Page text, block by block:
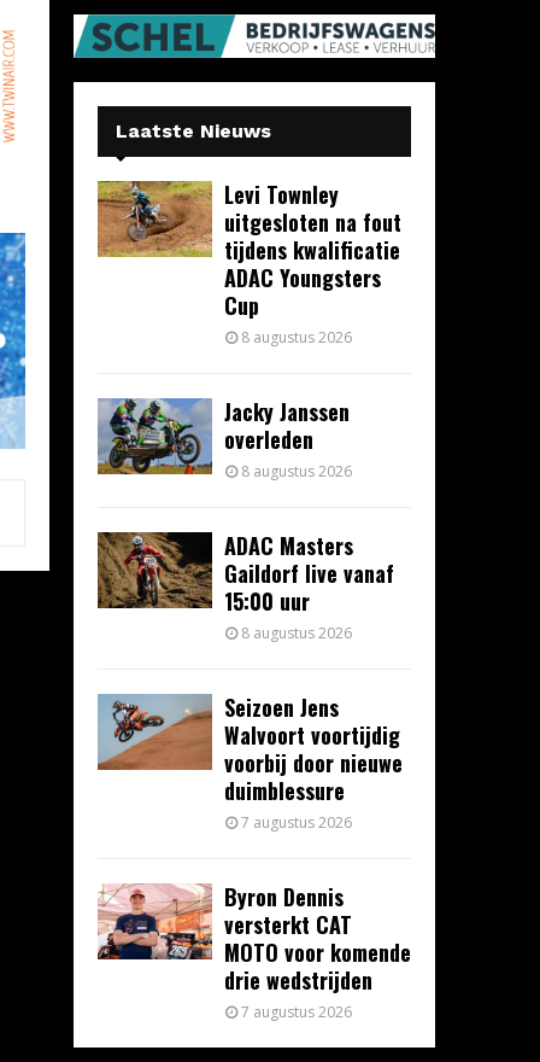
Laatste Nieuws
Levi Townley
uitgesloten na fout
tijdens kwalificatie
ADAC Youngsters
Cup
8 augustus 2026
Jacky Janssen
overleden
8 augustus 2026
ADAC Masters
Gaildorf live vanaf
15:00 uur
8 augustus 2026
Seizoen Jens
Walvoort voortijdig
voorbij door nieuwe
duimblessure
7 augustus 2026
Byron Dennis
versterkt CAT
MOTO voor komende
drie wedstrijden
7 augustus 2026